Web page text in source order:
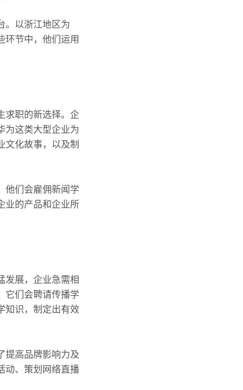
。以浙江地区为
环节中，他们运用
求职的新选择。企
为这类大型企业为
文化故事，以及制
他们会雇佣新闻学
业的产品和企业所
发展，企业急需相
它们会聘请传播学
知识，制定出有效
提高品牌影响力及
动、策划网络直播